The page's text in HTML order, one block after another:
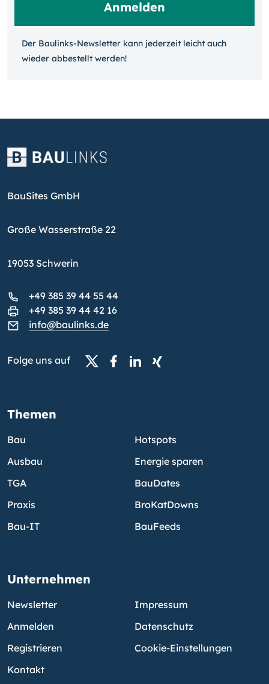
Der Baulinks-Newsletter kann jeder­zeit leicht auch
wieder ab­bestellt werden!
BauSites GmbH
Große Wasserstraße 22
19053 Schwerin
+49 385 39 44 55 44
+49 385 39 44 42 16
info@baulinks.de
Folge uns auf
Themen
Bau
Ausbau
TGA
Praxis
Bau-IT
Hotspots
Energie sparen
BauDates
BroKatDowns
BauFeeds
Unternehmen
Newsletter
Anmelden
Registrieren
Kontakt
Impressum
Datenschutz
Cookie-Einstellungen